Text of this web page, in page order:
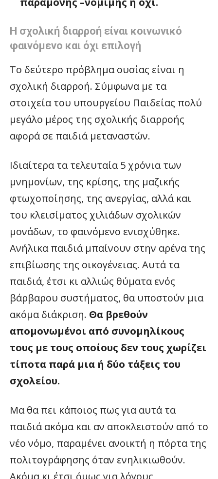
Η σχολική διαρροή είναι κοινωνικό
φαινόμενο και όχι επιλογή
Το δεύτερο πρόβλημα ουσίας είναι η
σχολική διαρροή. Σύμφωνα με τα
στοιχεία του υπουργείου Παιδείας πολύ
μεγάλο μέρος της σχολικής διαρροής
αφορά σε παιδιά μεταναστών.
Ιδιαίτερα τα τελευταία 5 χρόνια των
μνημονίων, της κρίσης, της μαζικής
φτωχοποίησης, της ανεργίας, αλλά και
του κλεισίματος χιλιάδων σχολικών
μονάδων, το φαινόμενο ενισχύθηκε.
Ανήλικα παιδιά μπαίνουν στην αρένα της
επιβίωσης της οικογένειας. Αυτά τα
παιδιά, έτσι κι αλλιώς θύματα ενός
βάρβαρου συστήματος, θα υποστούν μια
ακόμα διάκριση. Θα βρεθούν
απομονωμένοι από συνομηλίκους
τους με τους οποίους δεν τους χωρίζει
τίποτα παρά μια ή δύο τάξεις του
σχολείου.
Μα θα πει κάποιος πως για αυτά τα
παιδιά ακόμα και αν αποκλειστούν από το
νέο νόμο, παραμένει ανοικτή η πόρτα της
πολιτογράφησης όταν ενηλικιωθούν.
Ακόμα κι έτσι όμως για λόγους